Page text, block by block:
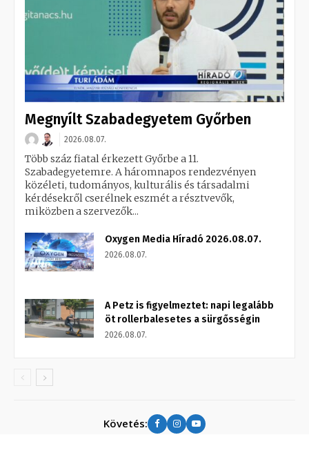
Megnyílt Szabadegyetem Győrben
2026.08.07.
Több száz fiatal érkezett Győrbe a 11.
Szabadegyetemre. A háromnapos rendezvényen
közéleti, tudományos, kulturális és társadalmi
kérdésekről cserélnek eszmét a résztvevők,
miközben a szervezők...
Oxygen Media Híradó 2026.08.07.
2026.08.07.
A Petz is figyelmeztet: napi legalább
öt rollerbalesetes a sürgősségin
2026.08.07.
Követés: